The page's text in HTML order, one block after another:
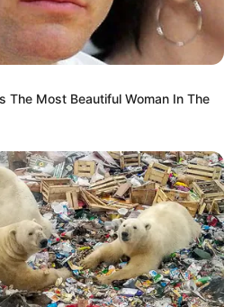
The Most Beautiful Woman In The